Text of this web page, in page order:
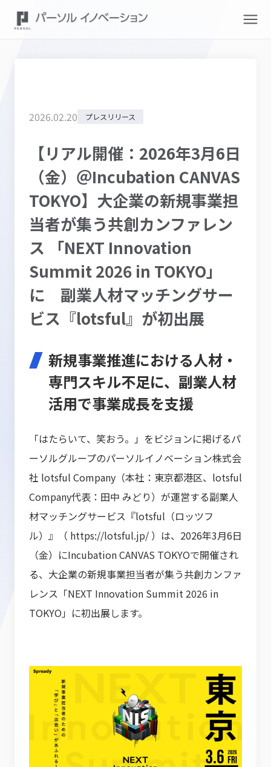
2026.02.20 プレスリリース
【リアル開催：2026年3月6日
（金）＠Incubation CANVAS
TOKYO】大企業の新規事業担
当者が集う共創カンファレン
ス 「NEXT Innovation
Summit 2026 in TOKYO」
に 副業人材マッチングサー
ビス『lotsful』が初出展
新規事業推進における人材・
専門スキル不足に、副業人材
活用で事業成長を支援
「はたらいて、笑おう。」をビジョンに掲げるパ
ーソルグループのパーソルイノベーション株式会
社 lotsful Company（本社：東京都港区、lotsful
Company代表：田中 みどり）が運営する副業人
材マッチングサービス『lotsful（ロッツフ
ル）』（ https://lotsful.jp/ ）は、2026年3月6日
（金）にIncubation CANVAS TOKYOで開催され
る、大企業の新規事業担当者が集う共創カンファ
レンス「NEXT Innovation Summit 2026 in
TOKYO」に初出展します。